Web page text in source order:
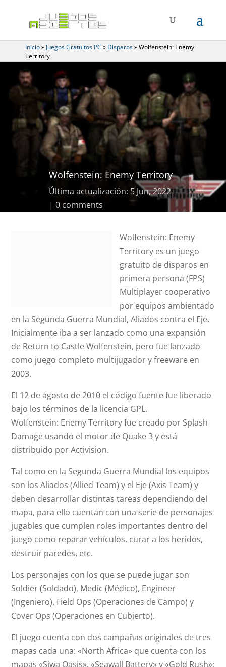
Inicio» Juegos Gratuitos PC » Disparos»Wolfenstein: Enemy
Territory
Wolfenstein: Enemy Territory
Última actualización: 5 Jun, 2022
0 comments
Wolfenstein: Enemy
Territory es un juego
gratuito de disparos en
primera persona (FPS)
Multiplayer cooperativo
por equipos ambientado
en la Segunda Guerra Mundial, Aliados contra el Eje.
Inicialmente iba a ser lanzado como una expansión
de Return to Castle Wolfenstein, pero fue lanzado
como juego completo multijugador y freeware en
2003.
El 12 de agosto de 2010 el código fuente fue liberado
bajo los términos de la licencia GPL.
Wolfenstein: Enemy Territory fue creado por Splash
Damage usando el motor de Quake 3 y está
distribuido por Activision.
Tal como en la Segunda Guerra Mundial los equipos
son los Aliados (Allied Team) y el Eje (Axis Team) y
deben desarrollar distintas tareas dependiendo del
mapa, para ello cuentan con una serie de personajes
jugables que cumplen roles importantes dentro del
juego como reparar vehículos, curar a los heridos,
destruir paredes, etc.
Los personajes con los que se puede jugar son
Soldier (Soldado), Medic (Médico), Engineer
(Ingeniero), Field Ops (Operaciones de Campo) y
Cover Ops (Operaciones en Cubierto).
El juego cuenta con dos campañas originales de tres
mapas cada una: «North Africa» que cuenta con los
mapas «Siwa Oasis», «Seawall Battery» y «Gold Rush»;